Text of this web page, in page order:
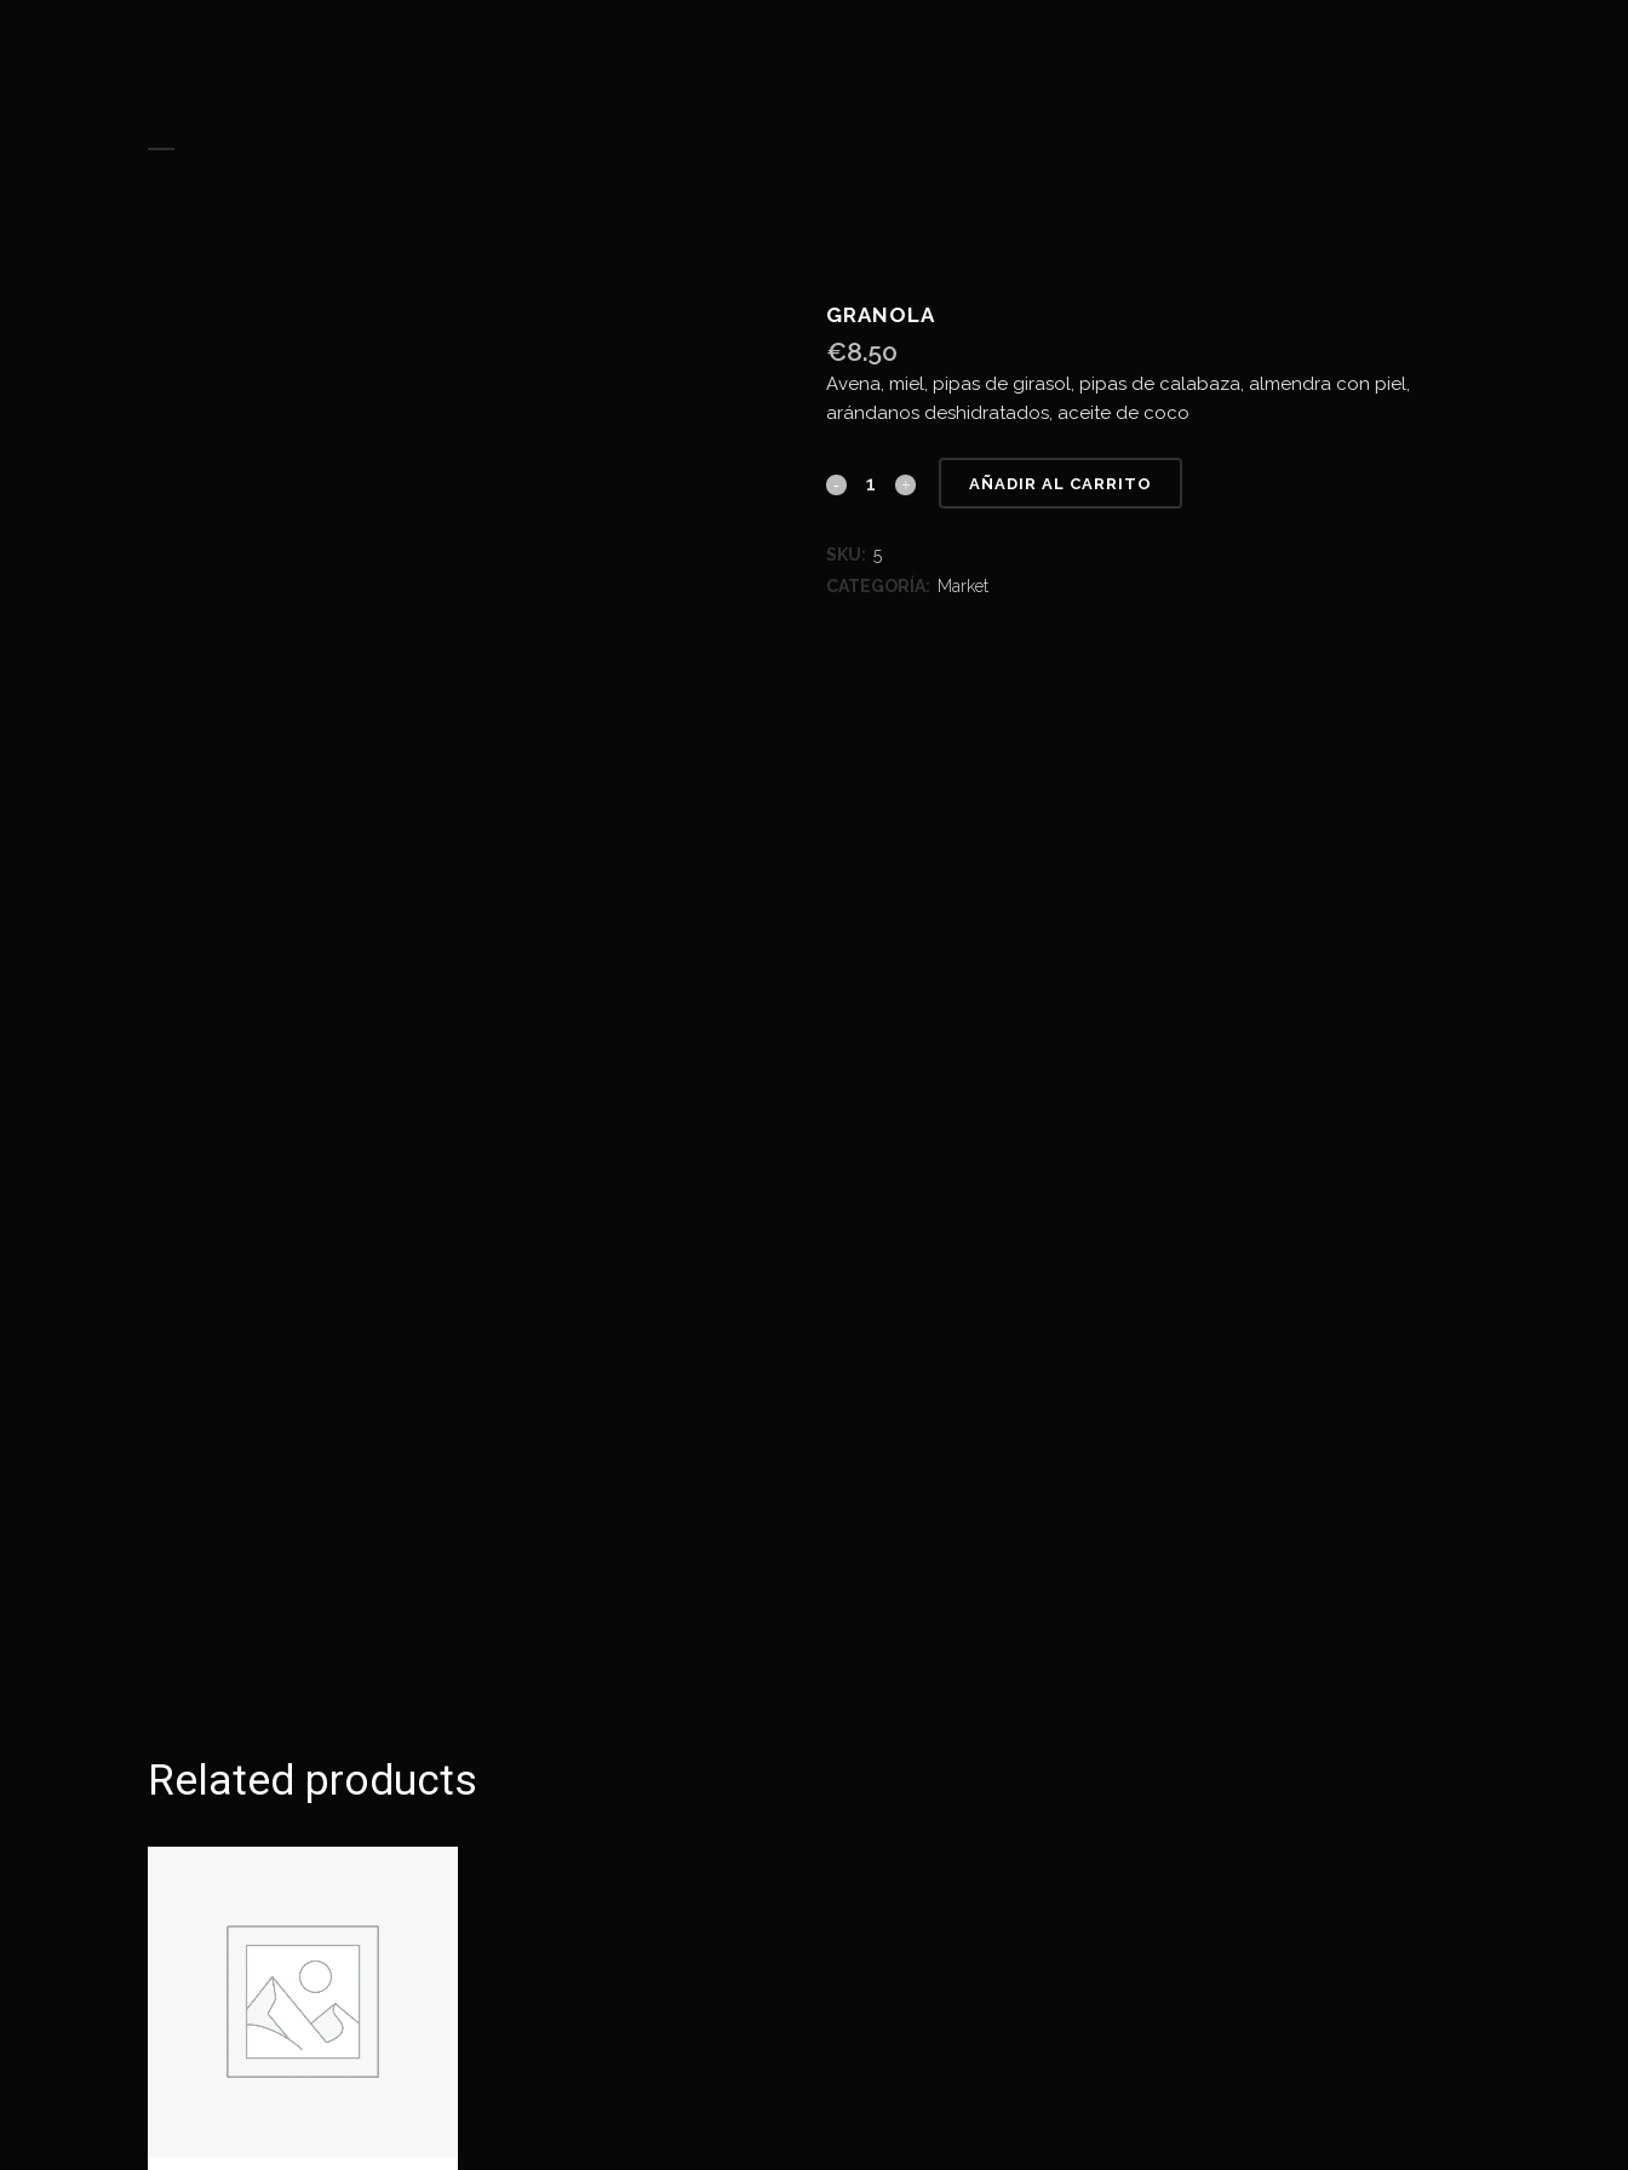
GRANOLA
€8.50
Avena, miel, pipas de girasol, pipas de calabaza, almendra con piel,
arándanos deshidratados, aceite de coco
AÑADIR AL CARRITO
SKU: 5
CATEGORÍA: Market
Related products